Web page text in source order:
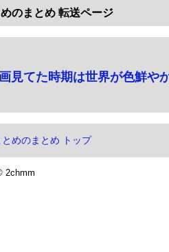
のまとめ 転送ページ
見てた時期は世界が色鮮や
めのまとめ トップ
2chmm